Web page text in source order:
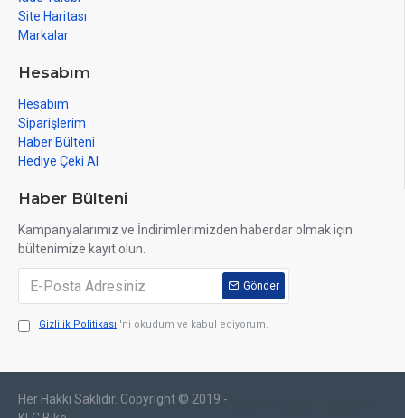
Site Haritası
Markalar
Hesabım
Hesabım
Siparişlerim
Haber Bülteni
Hediye Çeki Al
Haber Bülteni
Kampanyalarımız ve İndirimlerimizden haberdar olmak için
bültenimize kayıt olun.
Gönder
Gizlilik Politikası 'ni okudum ve kabul ediyorum.
Her Hakkı Saklıdır. Copyright © 2019 -